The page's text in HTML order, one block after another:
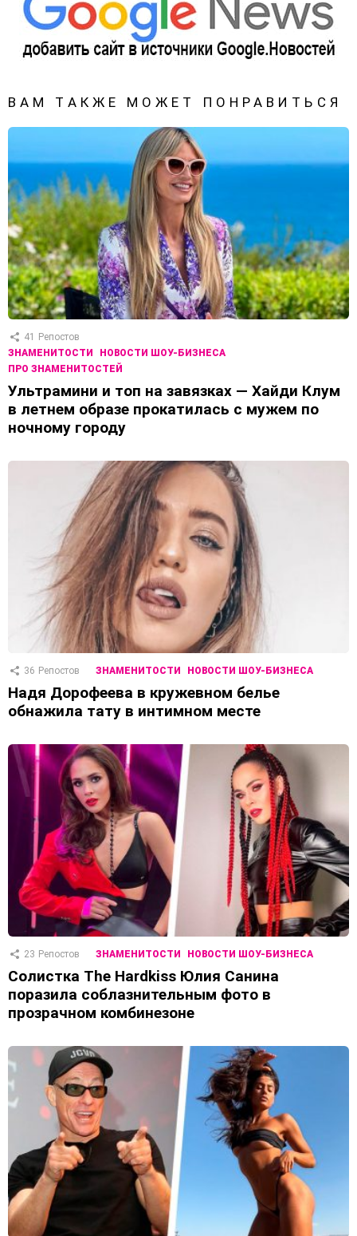
ВАМ ТАКЖЕ МОЖЕТ ПОНРАВИТЬСЯ
41 Репостов
ЗНАМЕНИТОСТИ
НОВОСТИ ШОУ-БИЗНЕСА
ПРО ЗНАМЕНИТОСТЕЙ
Ультрамини и топ на завязках — Хайди Клум
в летнем образе прокатилась с мужем по
ночному городу
36 Репостов ЗНАМЕНИТОСТИ НОВОСТИ ШОУ-БИЗНЕСА
Надя Дорофеева в кружевном белье
обнажила тату в интимном месте
23 Репостов ЗНАМЕНИТОСТИ НОВОСТИ ШОУ-БИЗНЕСА
Солистка The Hardkiss Юлия Санина
поразила соблазнительным фото в
прозрачном комбинезоне